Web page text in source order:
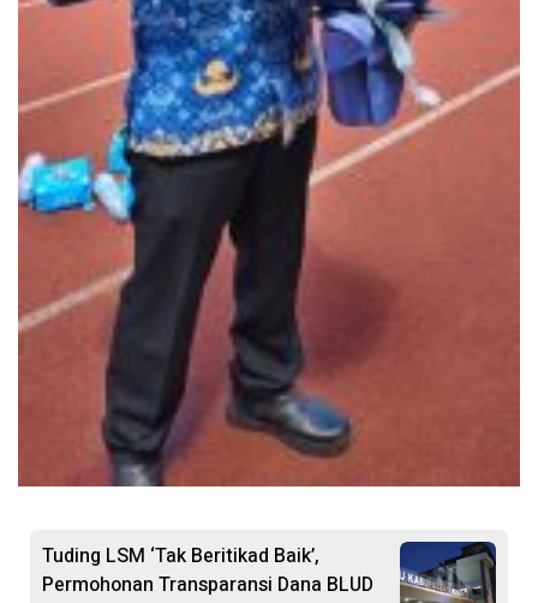
Tuding LSM ‘Tak Beritikad Baik’,
Permohonan Transparansi Dana BLUD